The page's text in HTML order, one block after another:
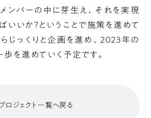
ンバーの中に芽生え、それを実現
いいか？ということで施策を進めて
じっくりと企画を進め、2023年の
を進めていく予定です。
ロジェクト一覧へ戻る